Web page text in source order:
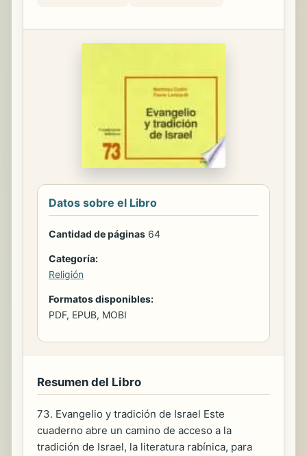
Datos sobre el Libro
Cantidad de páginas 64
Categoría:
Religión
Formatos disponibles:
PDF, EPUB, MOBI
Resumen del Libro
73. Evangelio y tradición de Israel Este
cuaderno abre un camino de acceso a la
tradición de Israel, la literatura rabínica, para